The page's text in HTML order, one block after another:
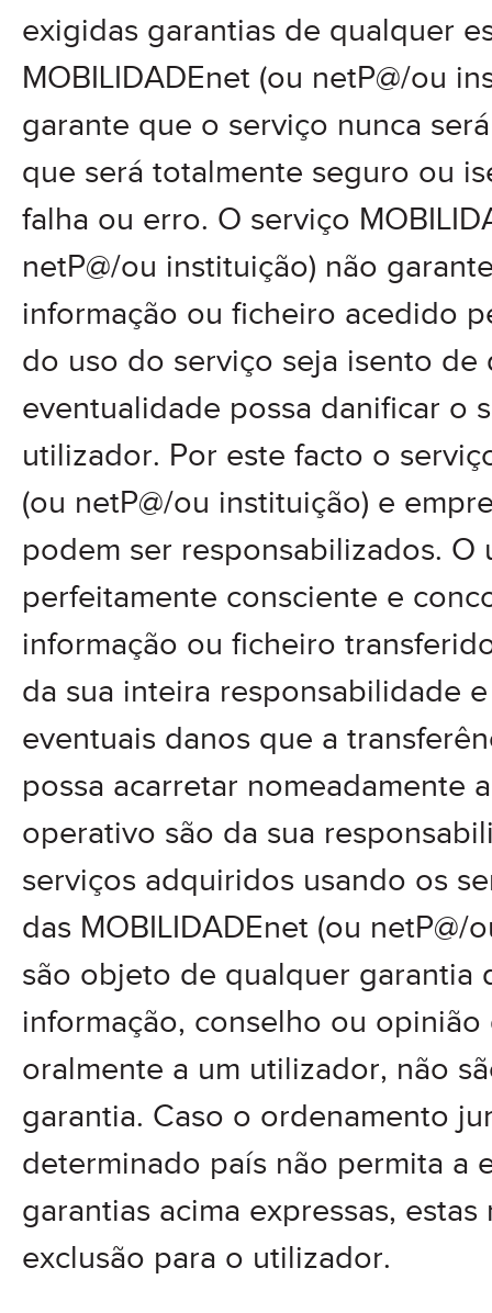
exigidas garantias de qualquer
MOBILIDADEnet (ou netP@/ou
garante que o serviço nunca
que será totalmente seguro ou
falha ou erro. O serviço
netP@/ou instituição) não
informação ou ficheiro acedido
do uso do serviço seja isento de
eventualidade possa danificar o
utilizador. Por este facto o
(ou netP@/ou instituição) e
podem ser responsabilizados. O
perfeitamente consciente e
informação ou ficheiro
da sua inteira responsabilidade
eventuais danos que a
possa acarretar nomeadamente
operativo são da sua
serviços adquiridos usando os
das MOBILIDADEnet (ou netP@/
são objeto de qualquer garantia
informação, conselho ou
oralmente a um utilizador, não
garantia. Caso o ordenamento
determinado país não permita a
garantias acima expressas,
exclusão para o utilizador.